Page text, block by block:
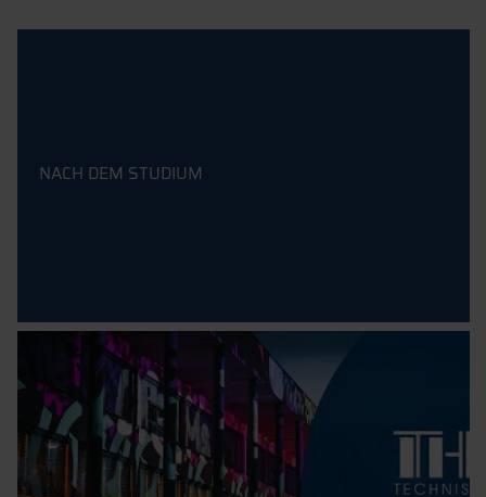
NACH DEM STUDIUM